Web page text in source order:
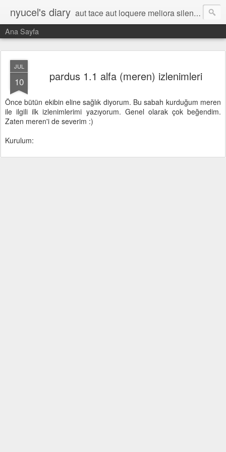
nyucel's diary aut tace aut loquere meliora silentio
Ana Sayfa
JUL
10 pardus 1.1 alfa (meren) izlenimleri
Önce bütün ekibin eline sağlık diyorum. Bu sabah kurduğum meren
ile ilgili ilk izlenimlerimi yazıyorum. Genel olarak çok beğendim.
Zaten meren'i de severim :)
Kurulum: